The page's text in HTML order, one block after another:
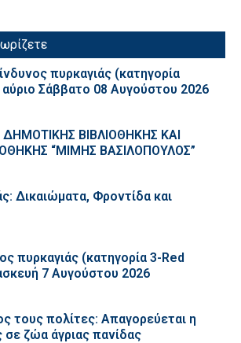
πυρκαγιάς (κατηγορία
αύριο Σάββατο 08 Αυγούστου 2026
ΔΗΜΟΤΙΚΗΣ ΒΙΒΛΙΟΘΗΚΗΣ ΚΑΙ
“ΜΙΜΗΣ ΒΑΣΙΛΟΠΟΥΛΟΣ”
Δικαιώματα, Φροντίδα και
πυρκαγιάς (κατηγορία 3-Red
7 Αυγούστου 2026
τους πολίτες: Απαγορεύεται η
ζώα άγριας πανίδας